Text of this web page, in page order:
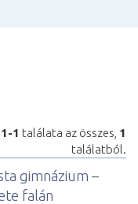
1-1 találata az összes, 1
találatból.
gimnázium –
falán